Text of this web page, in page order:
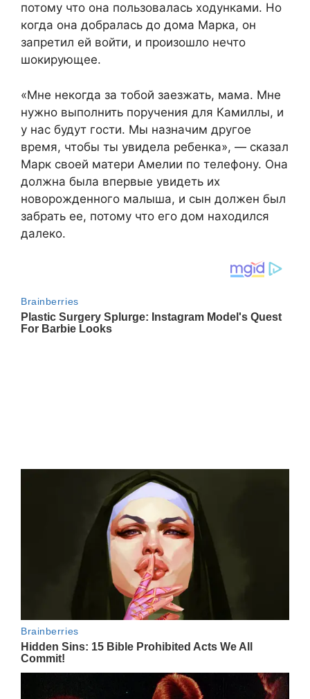
потому что она пользовалась ходунками. Но
когда она добралась до дома Марка, он
запретил ей войти, и произошло нечто
шокирующее.
«Мне некогда за тобой заезжать, мама. Мне
нужно выполнить поручения для Камиллы, и
у нас будут гости. Мы назначим другое
время, чтобы ты увидела ребенка», — сказал
Марк своей матери Амелии по телефону. Она
должна была впервые увидеть их
новорожденного малыша, и сын должен был
забрать ее, потому что его дом находился
далеко.